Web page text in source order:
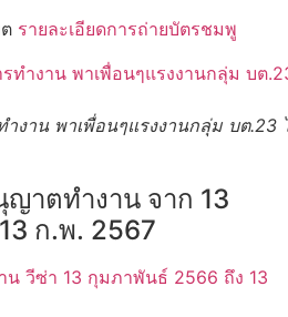
รายละเอียดการถ่ายบัตรชมพู
งาน พาเพื่อนๆแรงงานกลุ่ม บต.23
าตทำงาน จาก 13
ก.พ. 2567